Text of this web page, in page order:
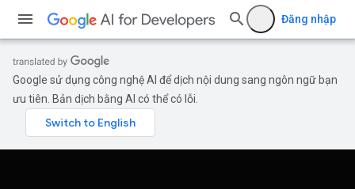
Đăng nhập
Google sử dụng công nghệ AI để dịch nội dung sang ngôn ngữ bạn
ưu tiên. Bản dịch bằng AI có thể có lỗi.